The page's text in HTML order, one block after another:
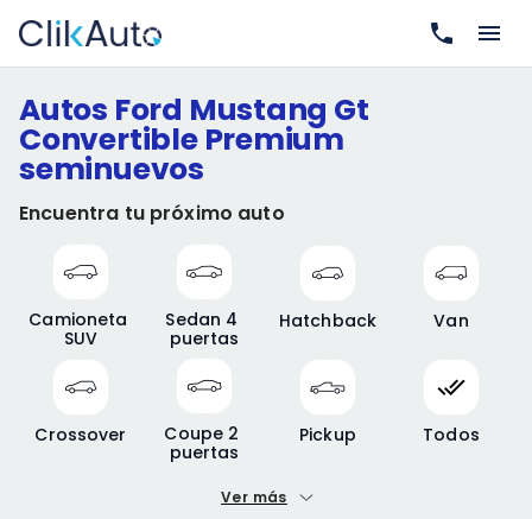
Autos Ford Mustang Gt
Convertible Premium
seminuevos
Encuentra tu próximo auto
Camioneta
SUV
Sedan 4
puertas
Hatchback Van
Crossover
Coupe 2
puertas
Pickup Todos
Precio máximo
Ver más